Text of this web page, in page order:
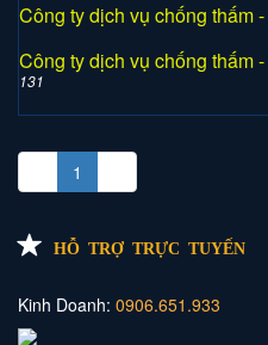
Công ty dịch vụ chống thấm
Công ty dịch vụ chống thấm
131
1
HỖ TRỢ TRỰC TUYẾN
Kinh Doanh: 0906.651.933